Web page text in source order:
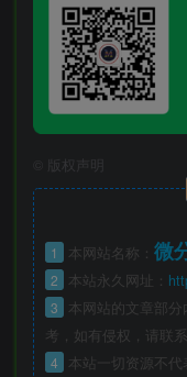
版权声明
1 本网站名称： 微
2 本站永久网址：
3
本网站的文章部
考，如有侵权，请联
4
本站一切资源不